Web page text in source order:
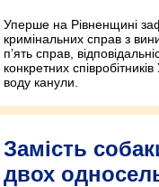
Уперше на Рівненщині
кримінальних справ з
п’ять справ,
конкретних
воду канули.
Замість
двох